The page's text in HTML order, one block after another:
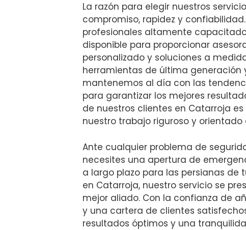
La razón para elegir nuestros
compromiso, rapidez y
profesionales altamente
disponible para proporcionar
personalizado y soluciones a
herramientas de última generación
mantenemos al día con las
para garantizar los mejores
de nuestros clientes en Catarroja
nuestro trabajo riguroso y orientado
Ante cualquier problema de
necesites una apertura de
a largo plazo para las persianas de
en Catarroja, nuestro servicio se
mejor aliado. Con la confianza de
y una cartera de clientes
resultados óptimos y una